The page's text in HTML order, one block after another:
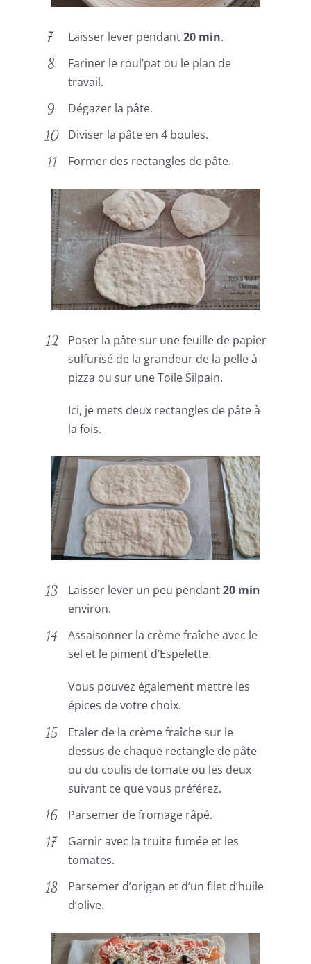
Laisser lever pendant20 min.
Fariner le roul’pat ou le plan de
travail.
Dégazer la pâte.
Diviser la pâte en 4 boules.
Former des rectangles de pâte.
Poser la pâte sur une feuille de papier
sulfurisé de la grandeur de la pelle à
pizza ou sur une Toile Silpain.
Ici, je mets deux rectangles de pâte à
la fois.
Laisser lever un peu pendant20 min
environ.
Assaisonner la crème fraîche avec le
sel et le piment d’Espelette.
Vous pouvez également mettre les
épices de votre choix.
Etaler de la crème fraîche sur le
dessus de chaque rectangle de pâte
ou du coulis de tomate ou les deux
suivant ce que vous préférez.
Parsemer de fromage râpé.
Garnir avec la truite fumée et les
tomates.
Parsemer d’origan et d’un filet d’huile
d’olive.